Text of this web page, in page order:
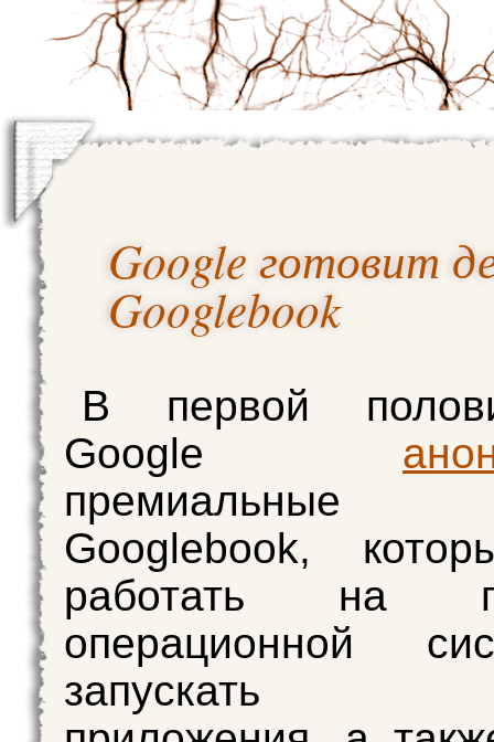
Google готовит
Googlebook
В первой
Google
премиальные
Googlebook,
работать на
операционной
запускать